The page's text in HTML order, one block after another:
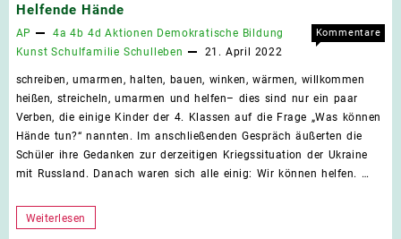
Helfende Hände
AP 4a 4b 4d Aktionen Demokratische Bildung
Kunst Schulfamilie Schulleben 21. April 2022
Kommentare
schreiben, umarmen, halten, bauen, winken, wärmen, willkommen
heißen, streicheln, umarmen und helfen– dies sind nur ein paar
Verben, die einige Kinder der 4. Klassen auf die Frage „Was können
Hände tun?“ nannten. Im anschließenden Gespräch äußerten die
Schüler ihre Gedanken zur derzeitigen Kriegssituation der Ukraine
mit Russland. Danach waren sich alle einig: Wir können helfen. …
Helfende
Weiterlesen